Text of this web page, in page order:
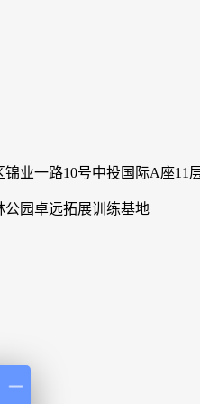
业一路10号中投国际A座11
园卓远拓展训练基地